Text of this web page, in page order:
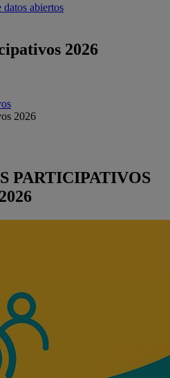
datos abiertos
2026
2026
PARTICIPATIVOS
2026